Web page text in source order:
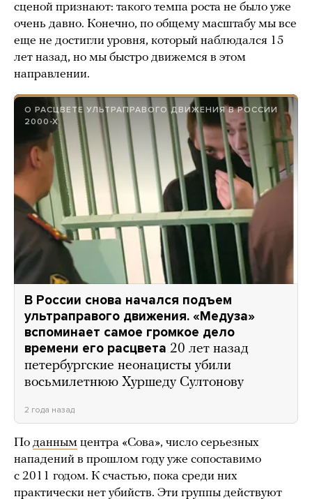
сценой признают: такого темпа роста не было уже
очень давно. Конечно, по общему масштабу мы все
еще не достигли уровня, который наблюдался 15
лет назад, но мы быстро движемся в этом
направлении.
О РАСЦВЕТЕ УЛЬТРАПРАВОГО ДВИЖЕНИЯ В РОССИИ
2000-Х
В России снова начался подъем
ультраправого движения. «Медуза»
вспоминает самое громкое дело
времени его расцвета 20 лет назад
петербургские неонацисты убили
восьмилетнюю Хуршеду Султонову
2 года назад
По данным центра «Сова», число серьезных
нападений в прошлом году уже сопоставимо
с 2011 годом. К счастью, пока среди них
практически нет убийств. Эти группы действуют